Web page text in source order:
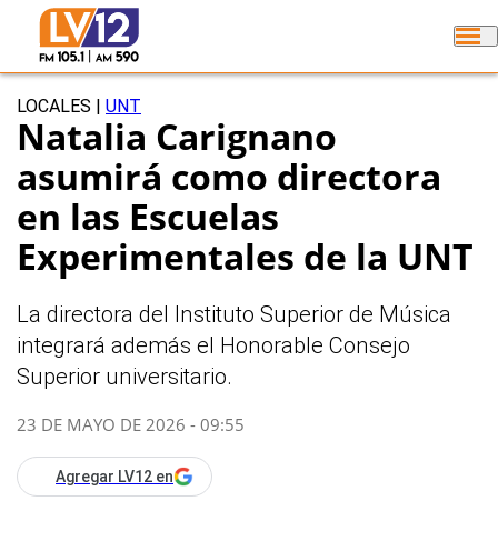
LOCALES UNT
Natalia Carignano
asumirá como directora
en las Escuelas
Experimentales de la UNT
La directora del Instituto Superior de Música
integrará además el Honorable Consejo
Superior universitario.
23 DE MAYO DE 2026 - 09:55
Agregar LV12 en